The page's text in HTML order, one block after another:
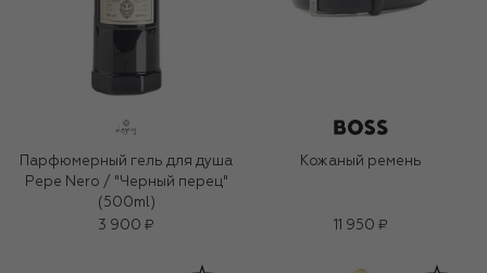
Парфюмерный гель для душа
Pepe Nero / "Черный перец"
(500ml)
3 900 ₽
Кожаный ремень
11 950 ₽